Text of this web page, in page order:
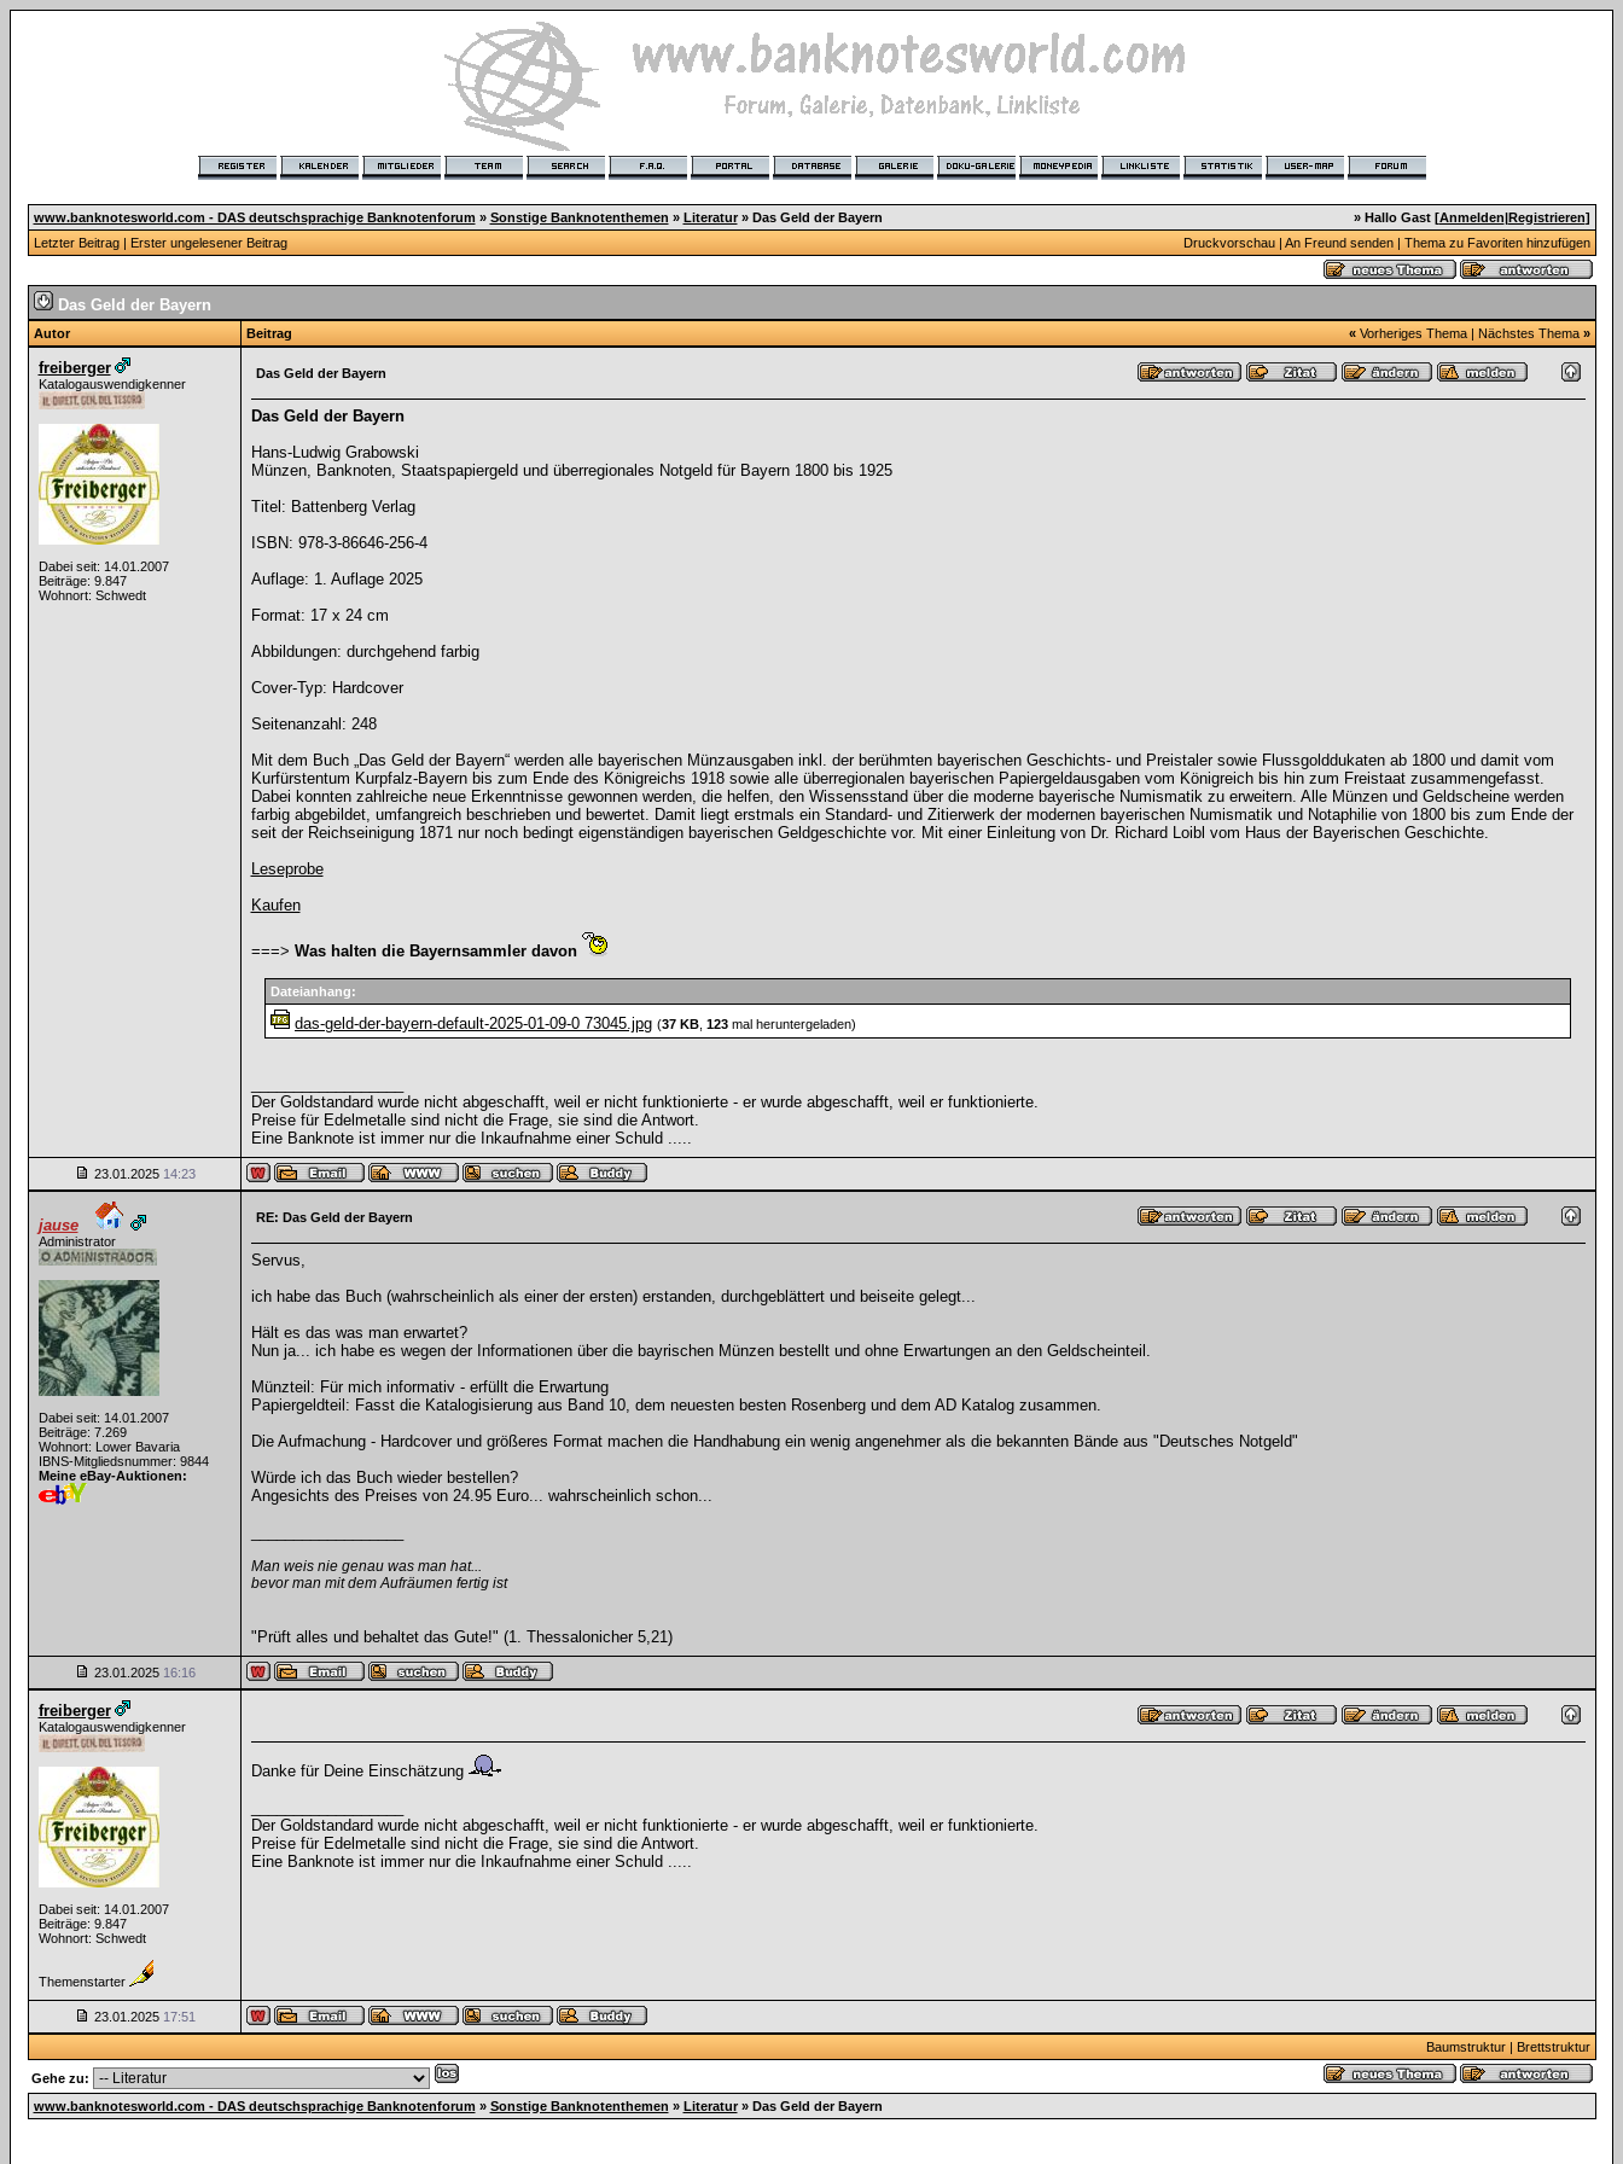
www.banknotesworld.com - DAS deutschsprachige Banknotenforum » Sonstige Banknotenthemen » Literatur» Das Geld der Bayern » Hallo Gast [Anmelden|Registrieren]
Letzter Beitrag| Erster ungelesener Beitrag Druckvorschau| An Freund senden| Thema zu Favoriten hinzufügen
Das Geld der Bayern
Autor Beitrag « Vorheriges Thema| Nächstes Thema »
freiberger
Katalogauswendigkenner
Dabei seit: 14.01.2007
Beiträge: 9.847
Wohnort: Schwedt
Das Geld der Bayern
Das Geld der Bayern
Hans-Ludwig Grabowski
Münzen, Banknoten, Staatspapiergeld und überregionales Notgeld für Bayern 1800 bis 1925
Titel: Battenberg Verlag
ISBN: 978-3-86646-256-4
Auflage: 1. Auflage 2025
Format: 17 x 24 cm
Abbildungen: durchgehend farbig
Cover-Typ: Hardcover
Seitenanzahl: 248
Mit dem Buch „Das Geld der Bayern“ werden alle bayerischen Münzausgaben inkl. der berühmten bayerischen Geschichts- und Preistaler sowie Flussgolddukaten ab 1800 und damit vom
Kurfürstentum Kurpfalz-Bayern bis zum Ende des Königreichs 1918 sowie alle überregionalen bayerischen Papiergeldausgaben vom Königreich bis hin zum Freistaat zusammengefasst.
Dabei konnten zahlreiche neue Erkenntnisse gewonnen werden, die helfen, den Wissensstand über die moderne bayerische Numismatik zu erweitern. Alle Münzen und Geldscheine werden
farbig abgebildet, umfangreich beschrieben und bewertet. Damit liegt erstmals ein Standard- und Zitierwerk der modernen bayerischen Numismatik und Notaphilie von 1800 bis zum Ende der
seit der Reichseinigung 1871 nur noch bedingt eigenständigen bayerischen Geldgeschichte vor. Mit einer Einleitung von Dr. Richard Loibl vom Haus der Bayerischen Geschichte.
Leseprobe
Kaufen
===> Was halten die Bayernsammler davon
Dateianhang:
das-geld-der-bayern-default-2025-01-09-0 73045.jpg (37 KB 123 mal heruntergeladen)
Der Goldstandard wurde nicht abgeschafft, weil er nicht funktionierte - er wurde abgeschafft, weil er funktionierte.
Preise für Edelmetalle sind nicht die Frage, sie sind die Antwort.
Eine Banknote ist immer nur die Inkaufnahme einer Schuld .....
23.01.2025 14:23
jause
Administrator
Dabei seit: 14.01.2007
Beiträge: 7.269
Wohnort: Lower Bavaria
IBNS-Mitgliedsnummer: 9844
Meine eBay-Auktionen:
RE: Das Geld der Bayern
Servus,
ich habe das Buch (wahrscheinlich als einer der ersten) erstanden, durchgeblättert und beiseite gelegt...
Hält es das was man erwartet?
Nun ja... ich habe es wegen der Informationen über die bayrischen Münzen bestellt und ohne Erwartungen an den Geldscheinteil.
Münzteil: Für mich informativ - erfüllt die Erwartung
Papiergeldteil: Fasst die Katalogisierung aus Band 10, dem neuesten besten Rosenberg und dem AD Katalog zusammen.
Die Aufmachung - Hardcover und größeres Format machen die Handhabung ein wenig angenehmer als die bekannten Bände aus "Deutsches Notgeld"
Würde ich das Buch wieder bestellen?
Angesichts des Preises von 24.95 Euro... wahrscheinlich schon...
Man weis nie genau was man hat...
bevor man mit dem Aufräumen fertig ist
"Prüft alles und behaltet das Gute!" (1. Thessalonicher 5,21)
23.01.2025 16:16
freiberger
Katalogauswendigkenner
Dabei seit: 14.01.2007
Beiträge: 9.847
Wohnort: Schwedt
Themenstarter
Danke für Deine Einschätzung
Der Goldstandard wurde nicht abgeschafft, weil er nicht funktionierte - er wurde abgeschafft, weil er funktionierte.
Preise für Edelmetalle sind nicht die Frage, sie sind die Antwort.
Eine Banknote ist immer nur die Inkaufnahme einer Schuld .....
23.01.2025 17:51
Baumstruktur| Brettstruktur
Gehe zu:
www.banknotesworld.com - DAS deutschsprachige Banknotenforum » Sonstige Banknotenthemen » Literatur» Das Geld der Bayern